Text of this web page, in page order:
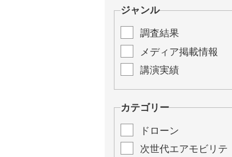
ジャンル
調査結果
メディア掲載情報
講演実績
カテゴリー
ドローン
次世代エアモビリテ